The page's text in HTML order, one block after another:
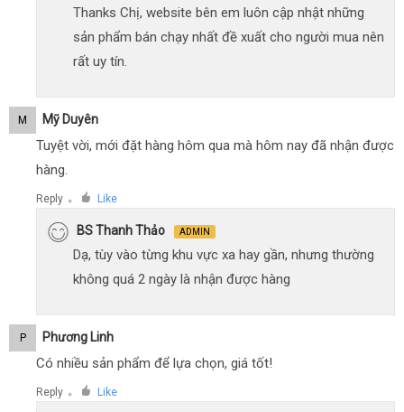
Thanks Chị, website bên em luôn cập nhật những
sản phẩm bán chạy nhất đề xuất cho người mua nên
rất uy tín.
M Mỹ Duyên
Tuyệt vời, mới đặt hàng hôm qua mà hôm nay đã nhận được
hàng.
Reply ● Like
BS Thanh Thảo ADMIN
Dạ, tùy vào từng khu vực xa hay gần, nhưng thường
không quá 2 ngày là nhận được hàng
P Phương Linh
Có nhiều sản phẩm để lựa chọn, giá tốt!
Reply ● Like